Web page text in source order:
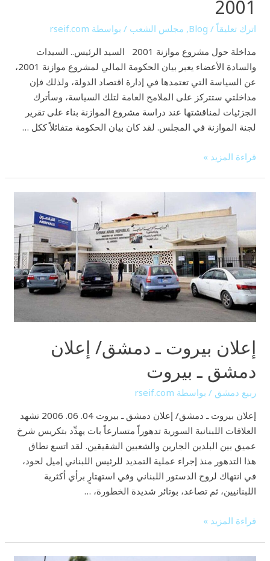
2001
اترك تعليقاً /
Blog
, مجلس الشعب / بواسطة rseif.com
مداخلة حول مشروع موازنة 2001 السيد الرئيس.. السيدات
والسادة الأعضاء يعبر بيان الحكومة المالي لمشروع موازنة 2001،
عن السياسة التي تعتمدها في إدارة اقتصاد الدولة، ولذلك فإن
مداخلتي ستتركز على الملامح العامة لتلك السياسة، وسأترك
الجزئيات لمناقشتها عند دراسة مشروع الموازنة بناء على تقرير
لجنة الموازنة في المجلس. لقد كان بيان الحكومة متفائلاً ككل …
قراءة المزيد »
إعلان بيروت ـ دمشق/ إعلان
دمشق ـ بيروت
ربيع دمشق / بواسطة rseif.com
إعلان بيروت ـ دمشق/ إعلان دمشق ـ بيروت 04. 06. 2006 تشهد
العلاقات اللبنانية السورية تدهوراً متسارعاً بات يهدِّد بتكريس شرخ
عميق بين البلدين الجارين والشعبين الشقيقين. لقد اتسع نطاق
هذا التدهور منذ إجراء عملية التمديد للرئيس اللبناني إميل لحود،
في انتهاك لروح الدستور اللبناني وفي استهتارٍ برأي أكثرية
اللبنانيين، ثم تصاعد، بوتائر شديدة الخطورة، …
إعلان
بيروت
ـ
دمشق/
إعلان
دمشق
ـ
بيروت
قراءة المزيد »